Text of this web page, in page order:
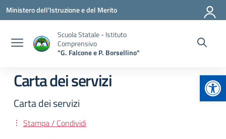
Vai ai contenuti
Vai al menu di navigazione
Vai al footer
Ministero dell'Istruzione e del Merito
Scuola Statale - Istituto
Comprensivo
"G. Falcone e P. Borsellino"
Carta dei servizi
Carta dei servizi
Stampa / Condividi